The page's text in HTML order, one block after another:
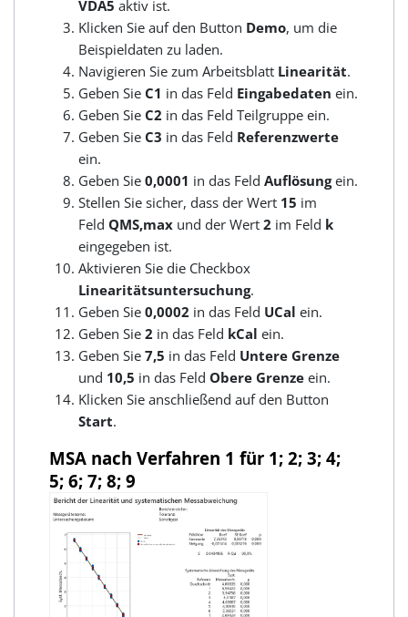
VDA5 aktiv ist.
Klicken Sie auf den Button Demo, um die
Beispieldaten zu laden.
Navigieren Sie zum Arbeitsblatt Linearität.
Geben SieC1 in das Feld Eingabedaten ein.
Geben SieC2 in das Feld Teilgruppe ein.
Geben SieC3 in das Feld Referenzwerte
ein.
Geben Sie0,0001 in das FeldAuflösungein.
Stellen Sie sicher, dass der Wert 15 im
FeldQMS,max und der Wert2 im Feld k
eingegeben ist.
Aktivieren Sie die Checkbox
Linearitätsuntersuchung.
Geben Sie0,0002 in das Feld UCal ein.
Geben Sie2 in das Feld kCal ein.
Geben Sie7,5 in das Feld Untere Grenze
und 10,5 in das FeldObere Grenze ein.
Klicken Sie anschließend auf den Button
Start.
MSA nach Verfahren 1 für 1; 2; 3; 4;
5; 6; 7; 8; 9